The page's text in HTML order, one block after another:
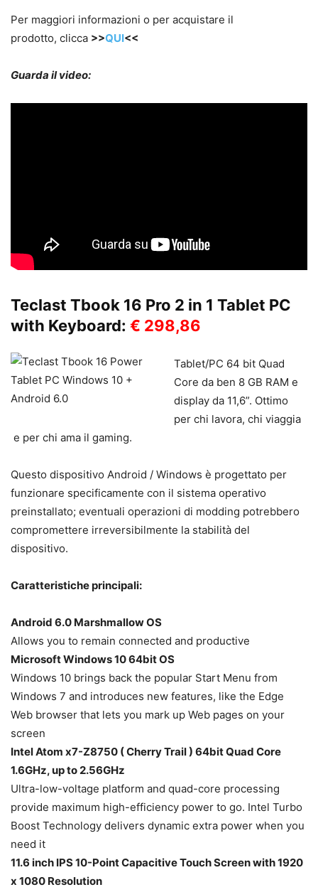
Per maggiori informazioni o per acquistare il
prodotto, clicca >>QUI<<
Guarda il video:
Teclast Tbook 16 Pro 2 in 1 Tablet PC
with Keyboard: € 298,86
Tablet/PC 64 bit Quad
Core da ben 8 GB RAM e
display da 11,6”. Ottimo
per chi lavora, chi viaggia
e per chi ama il gaming.
Questo dispositivo Android / Windows è progettato per
funzionare specificamente con il sistema operativo
preinstallato; eventuali operazioni di modding potrebbero
compromettere irreversibilmente la stabilità del
dispositivo.
Caratteristiche principali:
Android 6.0 Marshmallow OS
Allows you to remain connected and productive
Microsoft Windows 10 64bit OS
Windows 10 brings back the popular Start Menu from
Windows 7 and introduces new features, like the Edge
Web browser that lets you mark up Web pages on your
screen
Intel Atom x7-Z8750 ( Cherry Trail ) 64bit Quad Core
1.6GHz, up to 2.56GHz
Ultra-low-voltage platform and quad-core processing
provide maximum high-efficiency power to go. Intel Turbo
Boost Technology delivers dynamic extra power when you
need it
11.6 inch IPS 10-Point Capacitive Touch Screen with 1920
x 1080 Resolution